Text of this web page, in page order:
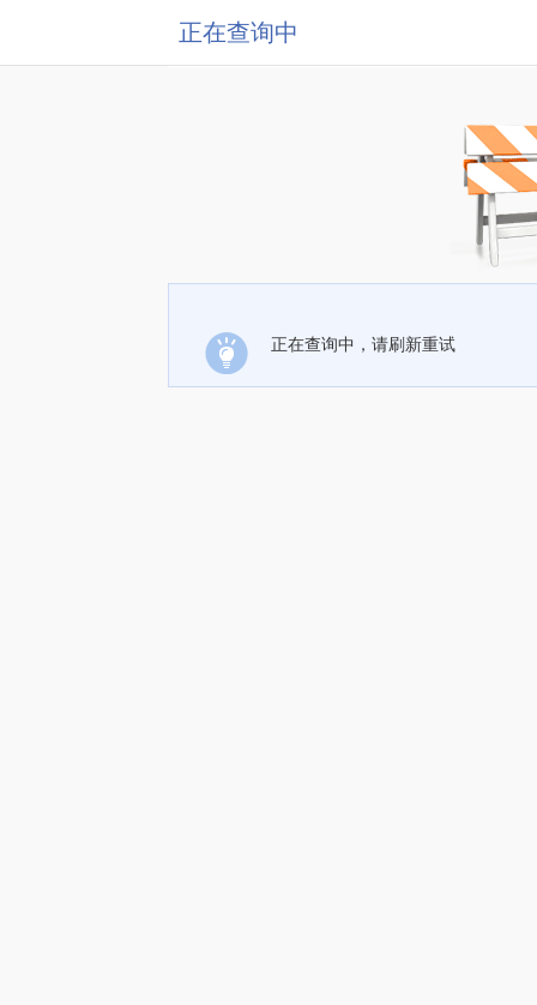
正在查询中
正在查询中，请刷新重试